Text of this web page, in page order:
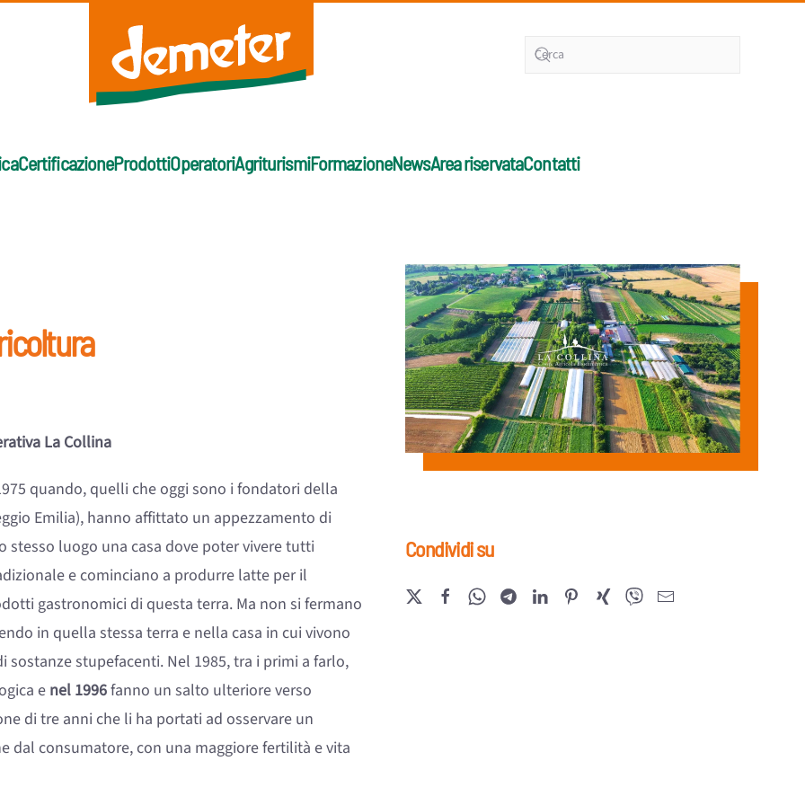
CertificazioneProdottiOperatoriAgriturismiFormazioneNewsArea riservataContatti
La Collina
quando, quelli che oggi sono i fondatori della
Emilia), hanno affittato un appezzamento di
luogo una casa dove poter vivere tutti
e cominciano a produrre latte per il
gastronomici di questa terra. Ma non si fermano
in quella stessa terra e nella casa in cui vivono
stupefacenti. Nel 1985, tra i primi a farlo,
e nel 1996fanno un salto ulteriore verso
di tre anni che li ha portati ad osservare un
dal consumatore, con una maggiore fertilità e vita
Condividi su